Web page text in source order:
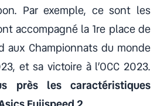
Par exemple, ce sont les
accompagné la 1re place de
aux Championnats du monde
et sa victoire à l’OCC 2023.
près les caractéristiques